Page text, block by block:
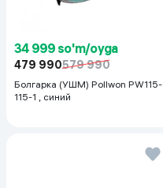
34 999 so'm/oyga
479 990579 990
Болгарка (УШМ) Pollwon PW115-
115-1 , синий